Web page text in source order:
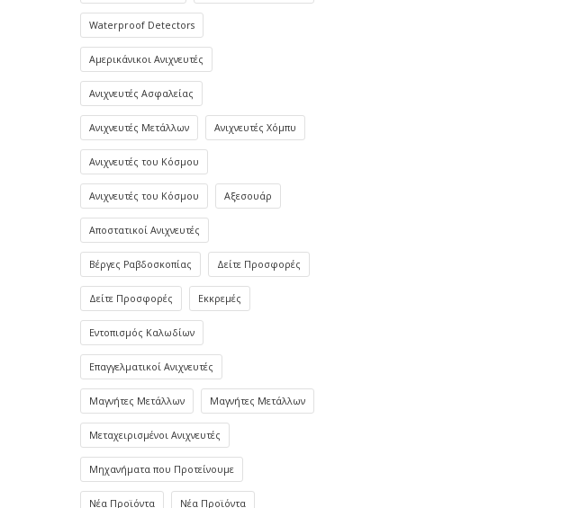
Waterproof Detectors
Αμερικάνικοι Ανιχνευτές
Ανιχνευτές Ασφαλείας
Ανιχνευτές Μετάλλων Ανιχνευτές Χόμπυ
Ανιχνευτές του Κόσμου
Ανιχνευτές του Κόσμου Αξεσουάρ
Αποστατικοί Ανιχνευτές
Βέργες Ραβδοσκοπίας Δείτε Προσφορές
Δείτε Προσφορές Εκκρεμές
Εντοπισμός Καλωδίων
Επαγγελματικοί Ανιχνευτές
Μαγνήτες Μετάλλων Μαγνήτες Μετάλλων
Μεταχειρισμένοι Ανιχνευτές
Μηχανήματα που Προτείνουμε
Νέα Προϊόντα Νέα Προϊόντα